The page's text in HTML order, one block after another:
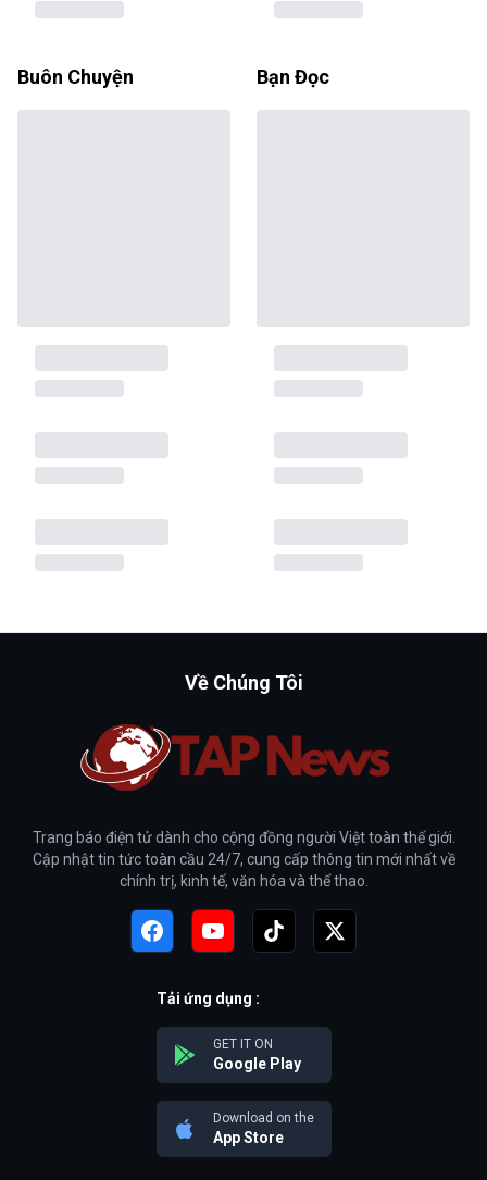
Buôn Chuyện Bạn Đọc
Về Chúng Tôi
Trang báo điện tử dành cho cộng đồng người Việt toàn thế giới.
Cập nhật tin tức toàn cầu 24/7, cung cấp thông tin mới nhất về
chính trị, kinh tế, văn hóa và thể thao.
Tải ứng dụng :
GET IT ON
Google Play
Download on the
App Store